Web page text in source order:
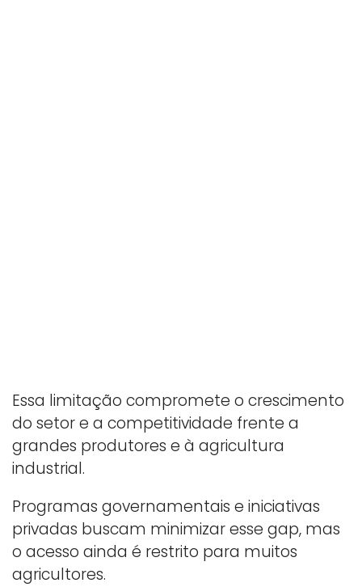
Essa limitação compromete o crescimento
do setor e a competitividade frente a
grandes produtores e à agricultura
industrial.
Programas governamentais e iniciativas
privadas buscam minimizar esse gap, mas
o acesso ainda é restrito para muitos
agricultores.